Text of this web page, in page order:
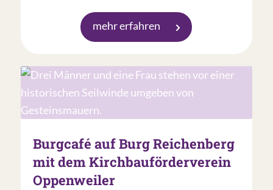
mehr erfahren
Burgcafé auf Burg Reichenberg
mit dem Kirchbauförderverein
Oppenweiler